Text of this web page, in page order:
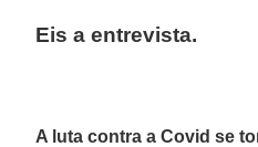
Eis a entrevista.
A luta contra a Covid se